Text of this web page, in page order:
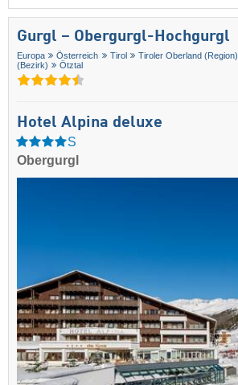
Gurgl – Obergurgl-Hochgurgl
Europa Österreich Tirol Tiroler Oberland (Region)
(Bezirk)
Ötztal
Hotel Alpina deluxe
S
Obergurgl